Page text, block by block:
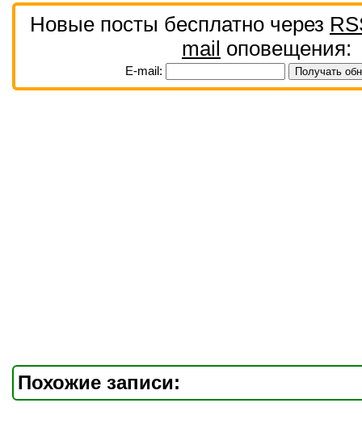
Новые посты бесплатно через
mail оповещения:
E-mail:
Похожие записи: